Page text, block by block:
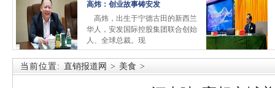
高炜：创业故事铸安发
高炜，出生于宁德古田的新西兰
华人，安发国际控股集团联合创始
人、全球总裁。现
当前位置: 直销报道网 > 美食 >